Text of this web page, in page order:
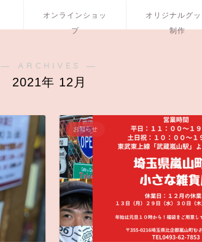
オンラインショッ
プ
オリジナルグ
制作
― ARCHIVES ―
2021年 12月
お知らせ